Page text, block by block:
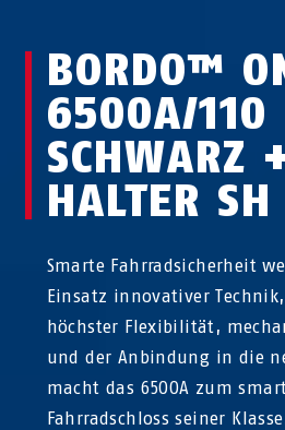
BORDO™
6500A/110
SCHWARZ
HALTER SH
Smarte Fahrradsicherheit
Einsatz innovativer
höchster Flexibilität,
und der Anbindung in die
macht das 6500A zum
Fahrradschloss seiner